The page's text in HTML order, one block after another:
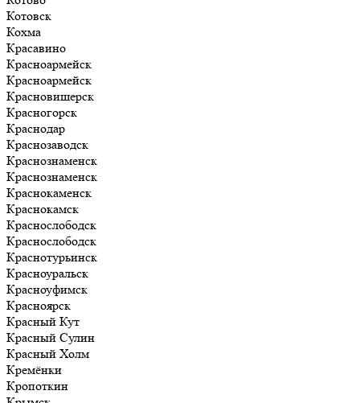
Котовск
Кохма
Красавино
Красноармейск
Красноармейск
Красновишерск
Красногорск
Краснодар
Краснозаводск
Краснознаменск
Краснознаменск
Краснокаменск
Краснокамск
Краснослободск
Краснослободск
Краснотурьинск
Красноуральск
Красноуфимск
Красноярск
Красный Кут
Красный Сулин
Красный Холм
Кремёнки
Кропоткин